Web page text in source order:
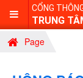
CỔNG
TRUNG
Page